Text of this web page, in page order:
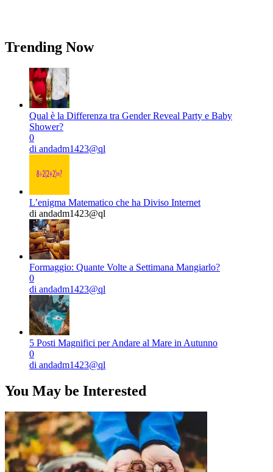
Trending Now
Qual è la Differenza tra Gender Reveal Party e Baby
Shower?
0
di andadm1423@ql
L’enigma Matematico che ha Diviso Internet
di andadm1423@ql
Formaggio: Quante Volte a Settimana Mangiarlo?
0
di andadm1423@ql
5 Posti Magnifici per Andare al Mare in Autunno
0
di andadm1423@ql
You May be Interested